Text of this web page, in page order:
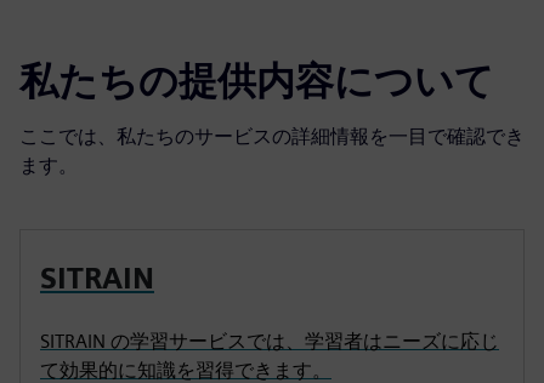
私たちの提供内容について
ここでは、私たちのサービスの詳細情報を一目で確認でき
ます。
SITRAIN
SITRAIN の学習サービスでは、学習者はニーズに応じ
て効果的に知識を習得できます。